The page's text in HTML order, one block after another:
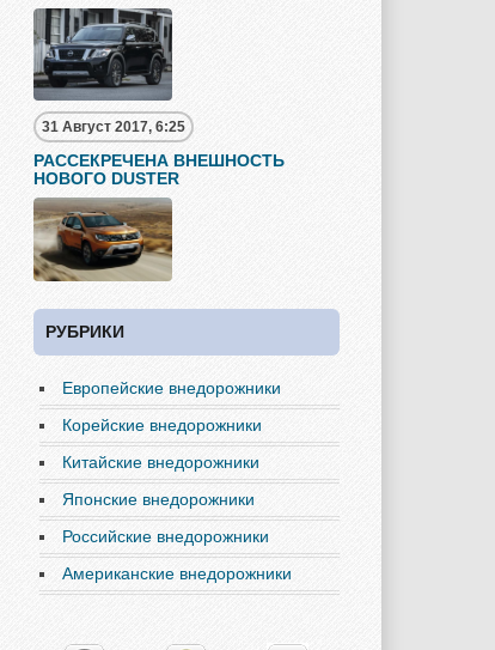
31 Август 2017, 6:25
РАССЕКРЕЧЕНА ВНЕШНОСТЬ
НОВОГО DUSTER
РУБРИКИ
Европейские внедорожники
Корейские внедорожники
Китайские внедорожники
Японские внедорожники
Российские внедорожники
Американские внедорожники